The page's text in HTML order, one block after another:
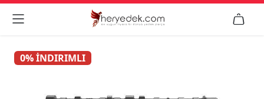
 
0% İNDIRIMLI